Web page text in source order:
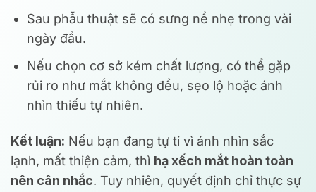
Sau phẫu thuật sẽ có sưng nề nhẹ trong vài
ngày đầu.
Nếu chọn cơ sở kém chất lượng, có thể gặp
rủi ro như mắt không đều, sẹo lộ hoặc ánh
nhìn thiếu tự nhiên.
Kết luận: Nếu bạn đang tự ti vì ánh nhìn sắc
lạnh, mất thiện cảm, thì hạ xếch mắt hoàn toàn
nên cân nhắc. Tuy nhiên, quyết định chỉ thực sự